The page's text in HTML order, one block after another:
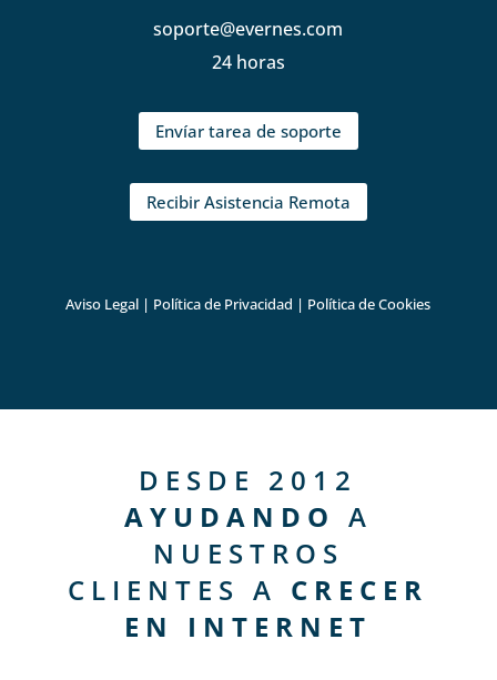
soporte@evernes.com
24 horas
Envíar tarea de soporte
Recibir Asistencia Remota
Aviso Legal | Política de Privacidad | Política de Cookies
DESDE 2012
AYUDANDO A
NUESTROS
CLIENTES A CRECER
EN INTERNET